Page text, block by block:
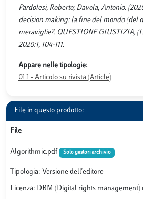
Pardolesi, Roberto; Davola, Antonio.
decision making: la fine del mondo (del
meraviglie?. QUESTIONE GIUSTIZIA,
2020:1, 104-111.
Appare nelle tipologie:
01.1 - Articolo su rivista (Article)
File in questo prodotto:
File
Algorithmic.pdf Solo gestori archivio
Tipologia: Versione dell'editore
Licenza: DRM (Digital rights management)